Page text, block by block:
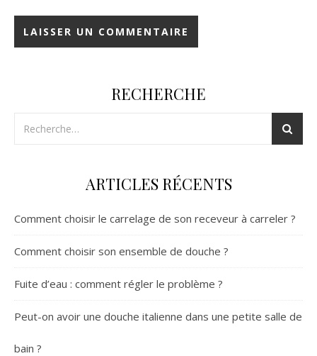
RECHERCHE
ARTICLES RÉCENTS
Comment choisir le carrelage de son receveur à carreler ?
Comment choisir son ensemble de douche ?
Fuite d’eau : comment régler le problème ?
Peut-on avoir une douche italienne dans une petite salle de
bain ?